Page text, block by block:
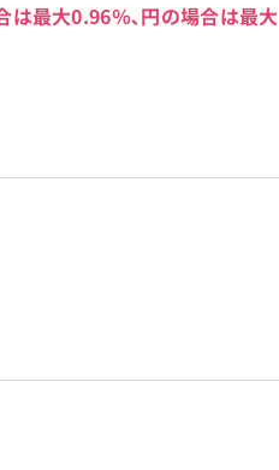
は最大0.96％､円の場合は最大